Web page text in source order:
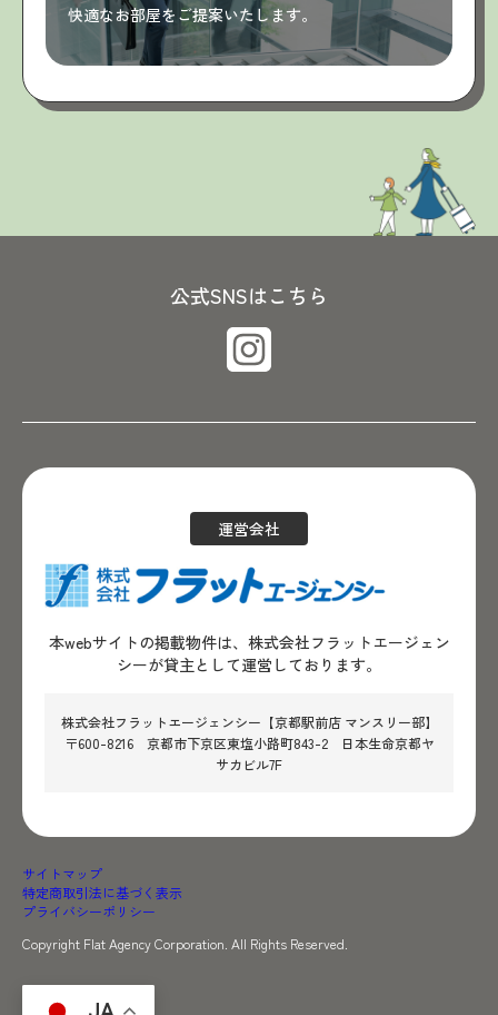
快適なお部屋をご提案いたします。
公式SNSはこちら
運営会社
本webサイトの掲載物件は、株式会社フラットエージェン
シーが貸主として運営しております。
株式会社フラットエージェンシー【京都駅前店 マンスリー部】
〒600-8216 京都市下京区東塩小路町843-2 日本生命京都ヤ
サカビル7F
サイトマップ
特定商取引法に基づく表示
プライバシーポリシー
Copyright Flat Agency Corporation. All Rights Reserved.